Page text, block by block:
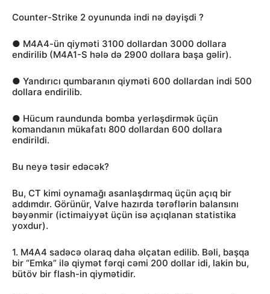
Counter-Strike 2 oyununda indi nə dəyişdi ?
● M4A4-ün qiyməti 3100 dollardan 3000 dollara
endirilib (M4A1-S hələ də 2900 dollara başa gəlir).
● Yandırıcı qumbaranın qiyməti 600 dollardan indi 500
dollara endirilib.
● Hücum raundunda bomba yerləşdirmək üçün
komandanın mükafatı 800 dollardan 600 dollara
endirildi.
Bu neyə təsir edəcək?
Bu, CT kimi oynamağı asanlaşdırmaq üçün açıq bir
addımdır. Görünür, Valve hazırda tərəflərin balansını
bəyənmir (ictimaiyyət üçün isə açıqlanan statistika
yoxdur).
1. M4A4 sadəcə olaraq daha əlçatan edilib. Bəli, başqa
bir “Emka” ilə qiymət fərqi cəmi 200 dollar idi, lakin bu,
bütöv bir flash-in qiymətidir.